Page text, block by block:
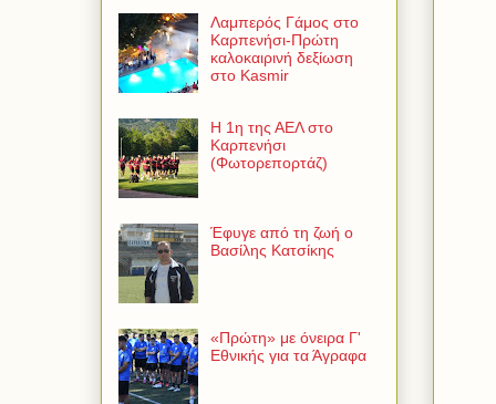
Λαμπερός Γάμος στο
Καρπενήσι-Πρώτη
καλοκαιρινή δεξίωση
στο Kasmir
Η 1η της ΑΕΛ στο
Καρπενήσι
(Φωτορεπορτάζ)
Έφυγε από τη ζωή ο
Βασίλης Κατσίκης
«Πρώτη» με όνειρα Γ'
Εθνικής για τα Άγραφα